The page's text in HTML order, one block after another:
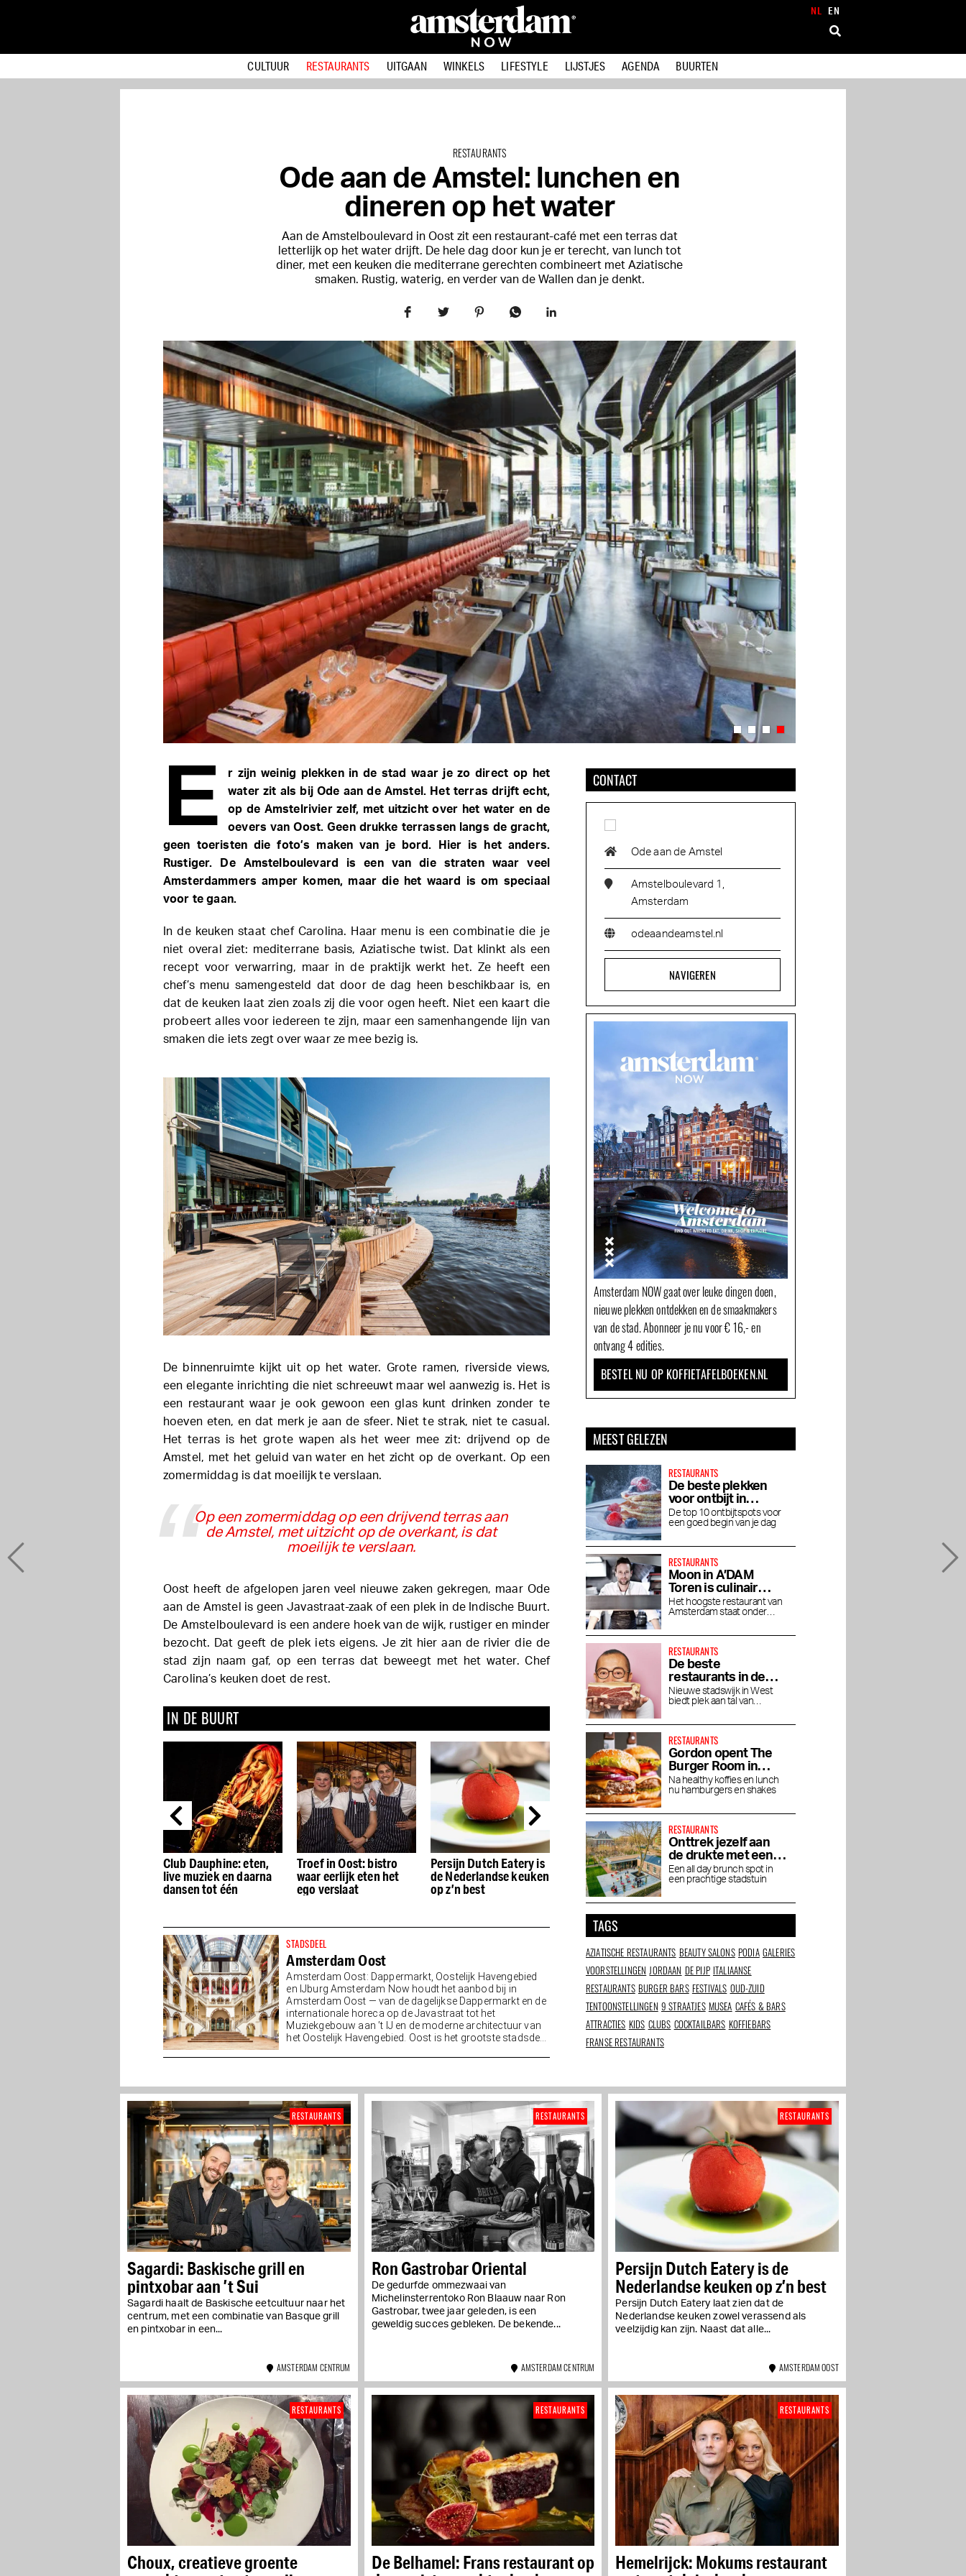
NL EN
CULTUUR RESTAURANTS UITGAAN WINKELS LIFESTYLE LIJSTJES AGENDA BUURTEN
RESTAURANTS
Ode aan de Amstel: lunchen en
dineren op het water
Aan de Amstelboulevard in Oost zit een restaurant-café met een terras dat
letterlijk op het water drijft. De hele dag door kun je er terecht, van lunch tot
diner, met een keuken die mediterrane gerechten combineert met Aziatische
smaken. Rustig, waterig, en verder van de Wallen dan je denkt.
E
r zijn weinig plekken in de stad waar je zo direct op het
water zit als bij Ode aan de Amstel. Het terras drijft echt,
op de Amstelrivier zelf, met uitzicht over het water en de
oevers van Oost. Geen drukke terrassen langs de gracht,
geen toeristen die foto’s maken van je bord. Hier is het anders.
Rustiger. De Amstelboulevard is een van die straten waar veel
Amsterdammers amper komen, maar die het waard is om speciaal
voor te gaan.
In de keuken staat chef Carolina. Haar menu is een combinatie die je
niet overal ziet: mediterrane basis, Aziatische twist. Dat klinkt als een
recept voor verwarring, maar in de praktijk werkt het. Ze heeft een
chef’s menu samengesteld dat door de dag heen beschikbaar is, en
dat de keuken laat zien zoals zij die voor ogen heeft. Niet een kaart die
probeert alles voor iedereen te zijn, maar een samenhangende lijn van
smaken die iets zegt over waar ze mee bezig is.
De binnenruimte kijkt uit op het water. Grote ramen, riverside views,
een elegante inrichting die niet schreeuwt maar wel aanwezig is. Het is
een restaurant waar je ook gewoon een glas kunt drinken zonder te
hoeven eten, en dat merk je aan de sfeer. Niet te strak, niet te casual.
Het terras is het grote wapen als het weer mee zit: drijvend op de
Amstel, met het geluid van water en het zicht op de overkant. Op een
zomermiddag is dat moeilijk te verslaan.
Op een zomermiddag op een drijvend terras aan
de Amstel, met uitzicht op de overkant, is dat
moeilijk te verslaan.
Oost heeft de afgelopen jaren veel nieuwe zaken gekregen, maar Ode
aan de Amstel is geen Javastraat-zaak of een plek in de Indische Buurt.
De Amstelboulevard is een andere hoek van de wijk, rustiger en minder
bezocht. Dat geeft de plek iets eigens. Je zit hier aan de rivier die de
stad zijn naam gaf, op een terras dat beweegt met het water. Chef
Carolina’s keuken doet de rest.
IN DE BUURT
Club Dauphine: eten,
live muziek en daarna
dansen tot één
Troef in Oost: bistro
waar eerlijk eten het
ego verslaat
Persijn Dutch Eatery is
de Nederlandse keuken
op z’n best
Deze zomer zitten we
bij Bam Boa aan de
Amstel
EAST de nieuwe
huiskamer van Hotel
Casa
STADSDEEL
Amsterdam Oost
Amsterdam Oost: Dappermarkt, Oostelijk Havengebied
en IJburg Amsterdam Now houdt het aanbod bij in
Amsterdam Oost — van de dagelijkse Dappermarkt en de
internationale horeca op de Javastraat tot het
Muziekgebouw aan ’t IJ en de moderne architectuur van
het Oostelijk Havengebied. Oost is het grootste stadsdeel
CONTACT
Ode aan de Amstel
Amstelboulevard 1,
Amsterdam
odeaandeamstel.nl
NAVIGEREN
Amsterdam NOW gaat over leuke dingen doen,
nieuwe plekken ontdekken en de smaakmakers
van de stad. Abonneer je nu voor € 16,- en
ontvang 4 edities.
BESTEL NU OP KOFFIETAFELBOEKEN.NL
MEEST GELEZEN
RESTAURANTS
De beste plekken
voor ontbijt in
Amsterdam
De top 10 ontbijtspots voor
een goed begin van je dag
RESTAURANTS
Moon in A’DAM
Toren is culinair
genieten op grote
hoogte
Het hoogste restaurant van
Amsterdam staat onder
RESTAURANTS
De beste
restaurants in de
Houthavens
Nieuwe stadswijk in West
biedt plek aan tal van
RESTAURANTS
Gordon opent The
Burger Room in
Museumkwartier
Na healthy koffies en lunch
nu hamburgers en shakes
RESTAURANTS
Onttrek jezelf aan
de drukte met een
brunch bij Dignita
Hoftuin
Een all day brunch spot in
een prachtige stadstuin
TAGS
AZIATISCHE RESTAURANTS BEAUTY SALONS PODIA GALERIES
VOORSTELLINGEN JORDAAN DE PIJP ITALIAANSE
RESTAURANTS BURGER BARS FESTIVALS OUD-ZUID
TENTOONSTELLINGEN 9 STRAATJES MUSEA CAFÉS & BARS
ATTRACTIES KIDS CLUBS COCKTAILBARS KOFFIEBARS
FRANSE RESTAURANTS
Sagardi: Baskische grill en
pintxobar aan ’t Sui
Sagardi haalt de Baskische eetcultuur naar het
centrum, met een combinatie van Basque grill
en pintxobar in een...
RESTAURANTS
AMSTERDAM CENTRUM
Ron Gastrobar Oriental
De gedurfde ommezwaai van
Michelinsterrentoko Ron Blaauw naar Ron
Gastrobar, twee jaar geleden, is een
geweldig succes gebleken. De bekende...
RESTAURANTS
AMSTERDAM CENTRUM
Persijn Dutch Eatery is de
Nederlandse keuken op z’n best
Persijn Dutch Eatery laat zien dat de
Nederlandse keuken zowel verassend als
veelzijdig kan zijn. Naast dat alle...
RESTAURANTS
AMSTERDAM OOST
Choux, creatieve groente
RESTAURANTS
De Belhamel: Frans restaurant op
RESTAURANTS
Hemelrijck: Mokums restaurant
RESTAURANTS